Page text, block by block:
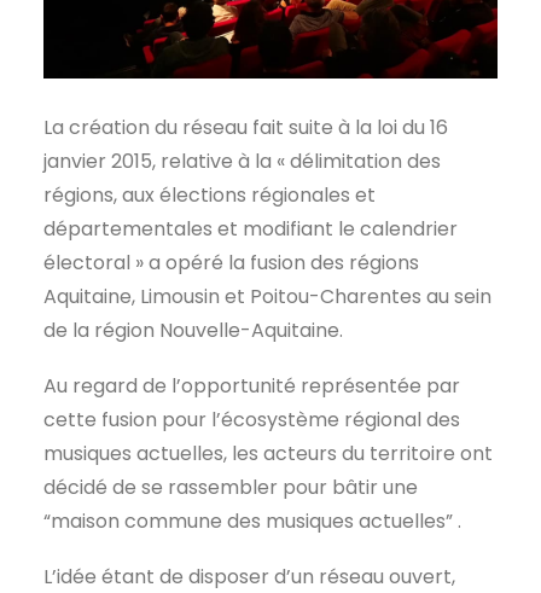
La création du réseau fait suite à la loi du 16
janvier 2015, relative à la « délimitation des
régions, aux élections régionales et
départementales et modifiant le calendrier
électoral » a opéré la fusion des régions
Aquitaine, Limousin et Poitou-Charentes au sein
de la région Nouvelle-Aquitaine.
Au regard de l’opportunité représentée par
cette fusion pour l’écosystème régional des
musiques actuelles, les acteurs du territoire ont
décidé de se rassembler pour bâtir une
“maison commune des musiques actuelles” .
L’idée étant de disposer d’un réseau ouvert,